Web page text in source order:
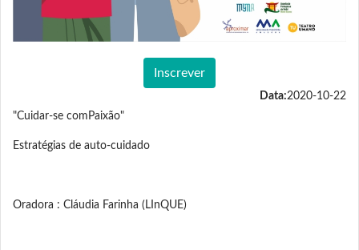
Inscrever
Data:2020-10-22
"Cuidar-se comPaixão"
Estratégias de auto-cuidado
Oradora : Cláudia Farinha (LInQUE)